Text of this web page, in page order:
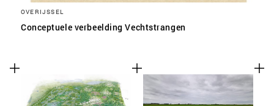
OVERIJSSEL
Conceptuele verbeelding Vechtstrangen